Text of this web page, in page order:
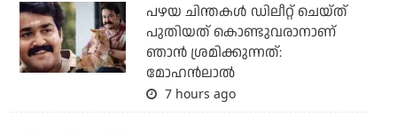
പഴയ ചിന്തകള്‍ ഡിലീറ്റ് ചെയ്ത്
പുതിയത് കൊണ്ടുവരാനാണ്
ഞാന്‍ ശ്രമിക്കുന്നത്:
മോഹന്‍ലാല്‍
7 hours ago